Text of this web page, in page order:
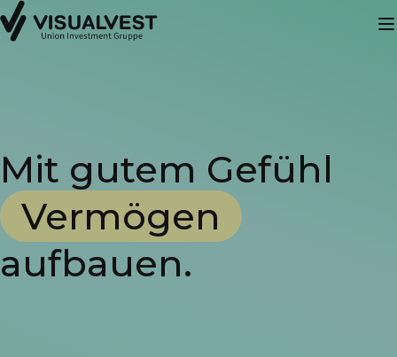
Mit gutem Gefühl
Vermögen
aufbauen.